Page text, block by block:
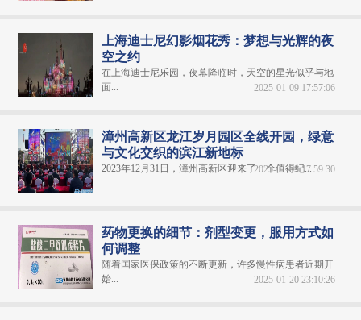
上海迪士尼幻影烟花秀：梦想与光辉的夜
空之约
在上海迪士尼乐园，夜幕降临时，天空的星光似乎与地
面...
2025-01-09 17:57:06
漳州高新区龙江岁月园区全线开园，绿意
与文化交织的滨江新地标
2023年12月31日，漳州高新区迎来了一个值得纪...
2025-01-09 17:59:30
药物更换的细节：剂型变更，服用方式如
何调整
随着国家医保政策的不断更新，许多慢性病患者近期开
始...
2025-01-20 23:10:26